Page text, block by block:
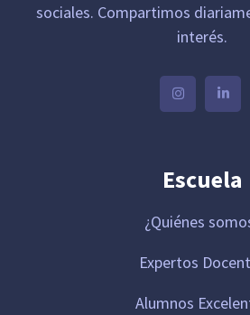
sociales. Compartimos
interés.
Escuela
¿Quiénes
Expertos
Alumnos